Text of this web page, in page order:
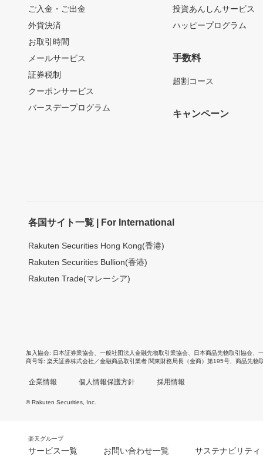
ご入金・ご出金
外貨決済
お取引時間
メールサービス
証券税制
クーポンサービス
バースデープログラム
投資あんしんサービス
ハッピープログラム
手数料
超割コース
キャンペーン
各国サイト一覧 | For International
Rakuten Securities Hong Kong(香港)
Rakuten Securities Bullion(香港)
Rakuten Trade(マレーシア)
加入協会 日本証券業協会 一般社団法人金融先物取引業協会 日本商品先物取引協会
商号等 楽天証券株式会社／金融商品取引業者 関東財務局長（金商）第195号、商品先物
企業情報 個人情報保護方針 採用情報
© Rakuten Securities, Inc.
楽天グループ
サービス一覧 お問い合わせ一覧 サステナビリティ